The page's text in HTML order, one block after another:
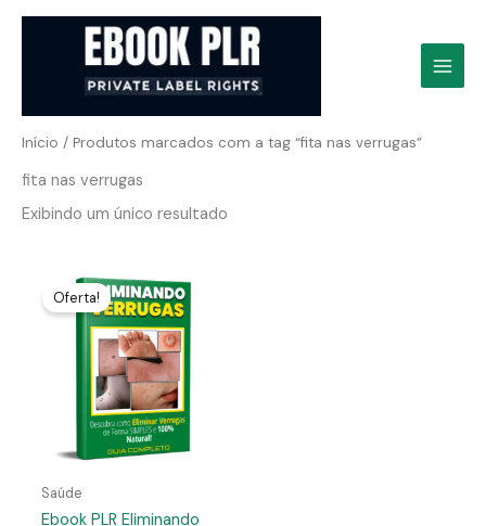
Início / Produtos marcados com a tag “fita nas verrugas”
fita nas verrugas
Exibindo um único resultado
Oferta!
Saúde
Ebook PLR Eliminando